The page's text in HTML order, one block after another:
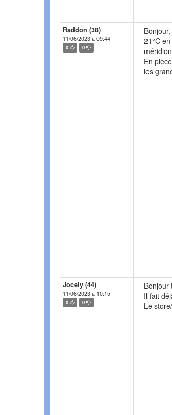
Raddon (38)
11/06/2023 à 09:44
0 0
Bonjour,
21°C
En
les
Jocely (44)
11/06/2023 à 10:15
0 0
Bonjour
Il fait
Le